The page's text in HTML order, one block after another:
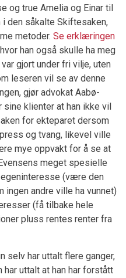
og true Amelia og Einar til
i den såkalte Skiftesaken,
metoder. Se erklæringen
han også skulle ha meg
gjort under fri vilje, uten
leseren vil se av denne
gjør advokat Aabø-
sine klienter at han ikke vil
for ekteparet dersom
og tvang, likevel ville
mye oppvakt for å se at
meget spesielle
(være den
ingen andre ville ha vunnet)
(få tilbake hele
pluss rentes renter fra
selv har uttalt flere ganger,
har uttalt at han har forstått